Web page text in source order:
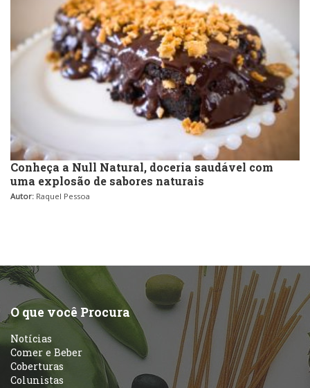
Conheça a Null Natural, doceria saudável com
uma explosão de sabores naturais
Autor: Raquel Pessoa
O que você Procura
Notícias
Comer e Beber
Coberturas
Colunistas